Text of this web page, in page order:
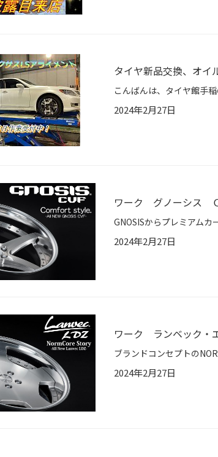
タイヤ新品交換、オイ
2024年2月27日
ワーク グノーシス
2024年2月27日
ワーク ランベック・
2024年2月27日